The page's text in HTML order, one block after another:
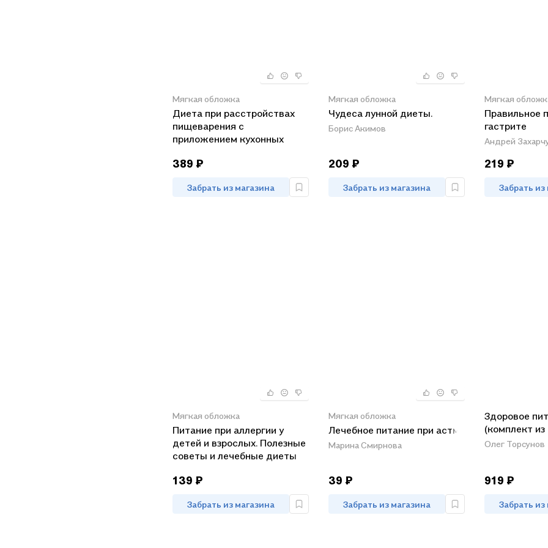
Мягкая обложка
Диета при расстройствах
пищеварения с
приложением кухонных
389 ₽
Забрать из магазина
Мягкая обложка
Чудеса лунной диеты.
Борис Акимов
209 ₽
Забрать из магазина
Мягкая
Правильное
гастрите
Андрей
219 ₽
Забрать из
Мягкая обложка
Питание при аллергии у
детей и взрослых. Полезные
советы и лечебные диеты
139 ₽
Забрать из магазина
Мягкая обложка
Лечебное питание при астме
Марина Смирнова
39 ₽
Забрать из магазина
Здоровое
(комплект из
Олег Торсунов
919 ₽
Забрать из